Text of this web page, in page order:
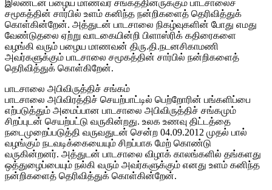
இலண்டன் பழைய மாணவர் சங்கத்தினருக்கும் பாடசாலைச்
சமூகத்தின் சார்பில் உளம் கனிந்த நன்றிகளைத் தெரிவித்துக்
கொள்கின்றேன். அத்துடன் பாடசாலை நிகழ்வுகளின் போது எமது
வேண்டுதலை ஏற்று வாடகையின்றி பிளாஸ்ரிக் கதிரைகளை
வழங்கி வரும் பழைய மாணவன் திரு.தி.நடனசிகாமணி
அவர்களுக்கும் பாடசாலை சமூகத்தின் சார்பில் நன்றிகளைத்
தெரிவித்துக் கொள்கிறேன்.
பாடசாலை அபிவிருத்திச் சங்கம்
பாடசாலை அபிவிரத்திச் செயற்பாட்டில் பெற்றோரின் பங்களிப்பை
எற்படுத்தும் அமைப்பான பாடசாலை அபிவிருத்திச் சங்கமும்
சிறப்புடன் செயற்பட்டு வருகின்றது. உலக உணவு திட்டத்தை
நடைமுறைப்படுத்தி வருவதுடன் சென்ற 04.09.2012 முதல் பால்
வழங்கும் நடவடிக்கையையும் சிறப்பாக மேற் கொண்டு
வருகின்றனர். அத்துடன் பாடசாலை விழாக் காலங்களில் தங்களது
ஒத்துழைப்பையும் நல்கி வரும் அவர்களுக்கும் எனது உளம் கனிந்த
நன்றிகளைத் தெரிவித்துக் கொள்கின்றேன்.